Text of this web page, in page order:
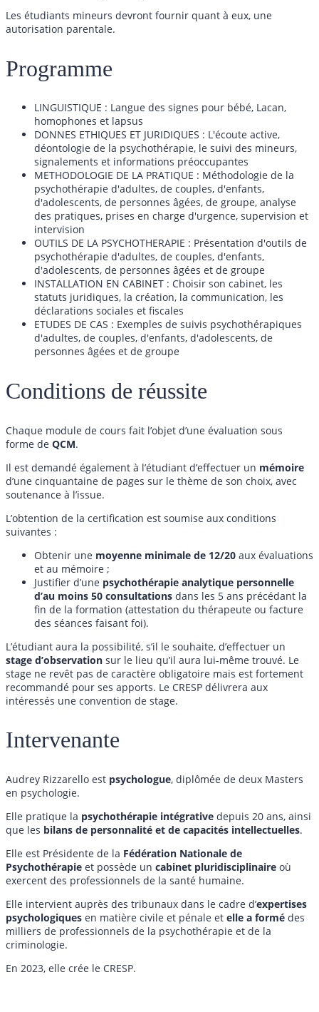
Les étudiants mineurs devront fournir quant à eux, une
autorisation parentale.
Programme
LINGUISTIQUE : Langue des signes pour bébé, Lacan,
homophones et lapsus
DONNES ETHIQUES ET JURIDIQUES : L'écoute active,
déontologie de la psychothérapie, le suivi des mineurs,
signalements et informations préoccupantes
METHODOLOGIE DE LA PRATIQUE : Méthodologie de la
psychothérapie d'adultes, de couples, d'enfants,
d'adolescents, de personnes âgées, de groupe, analyse
des pratiques, prises en charge d'urgence, supervision et
intervision
OUTILS DE LA PSYCHOTHERAPIE : Présentation d'outils de
psychothérapie d'adultes, de couples, d'enfants,
d'adolescents, de personnes âgées et de groupe
INSTALLATION EN CABINET : Choisir son cabinet, les
statuts juridiques, la création, la communication, les
déclarations sociales et fiscales
ETUDES DE CAS : Exemples de suivis psychothérapiques
d'adultes, de couples, d'enfants, d'adolescents, de
personnes âgées et de groupe
Conditions de réussite
Chaque module de cours fait l’objet d’une évaluation sous
forme de QCM.
Il est demandé également à l’étudiant d’effectuer un mémoire
d’une cinquantaine de pages sur le thème de son choix, avec
soutenance à l’issue.
L’obtention de la certification est soumise aux conditions
suivantes :
Obtenir une moyenne minimale de 12/20 aux évaluations
et au mémoire ;
Justifier d’une psychothérapie analytique personnelle
d’au moins 50 consultations dans les 5 ans précédant la
fin de la formation (attestation du thérapeute ou facture
des séances faisant foi).
L’étudiant aura la possibilité, s’il le souhaite, d’effectuer un
stage d’observation sur le lieu qu’il aura lui-même trouvé. Le
stage ne revêt pas de caractère obligatoire mais est fortement
recommandé pour ses apports. Le CRESP délivrera aux
intéressés une convention de stage.
Intervenante
Audrey Rizzarello est psychologue, diplômée de deux Masters
en psychologie.
Elle pratique la psychothérapie intégrative depuis 20 ans, ainsi
que les bilans de personnalité et de capacités intellectuelles.
Elle est Présidente de la Fédération Nationale de
Psychothérapie et possède un cabinet pluridisciplinaire où
exercent des professionnels de la santé humaine.
Elle intervient auprès des tribunaux dans le cadre d’expertises
psychologiques en matière civile et pénale et elle a formé des
milliers de professionnels de la psychothérapie et de la
criminologie.
En 2023, elle crée le CRESP.